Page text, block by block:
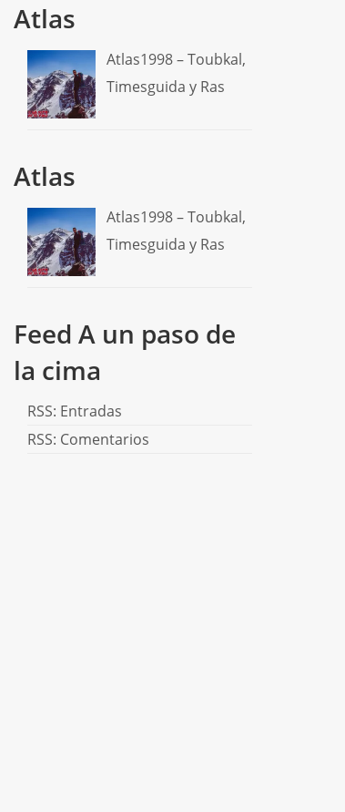
Atlas
Atlas1998 – Toubkal,
Timesguida y Ras
Atlas
Atlas1998 – Toubkal,
Timesguida y Ras
Feed A un paso de
la cima
RSS: Entradas
RSS: Comentarios